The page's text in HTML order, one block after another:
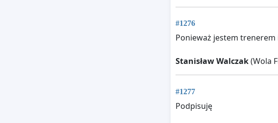
#1276
Ponieważ jestem trenerem
Stanisław Walczak(Wola
#1277
Podpisuję